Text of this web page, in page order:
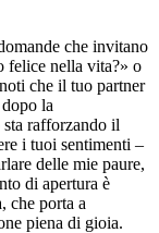
che invitano
felice nella vita?» o
che il tuo partner
la
rafforzando il
i tuoi sentimenti –
delle mie paure,
di apertura è
che porta a
piena di gioia.